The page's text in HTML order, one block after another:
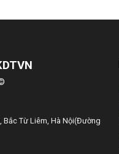
Bắc Từ Liêm, Hà Nội(Đường